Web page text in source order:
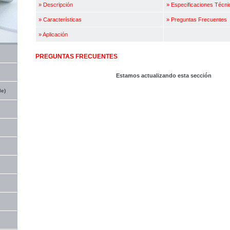
» Descripción » Especificaciones
» Características » Preguntas Frecuentes
»Aplicación
PREGUNTAS FRECUENTES
Estamos actualizando esta sección